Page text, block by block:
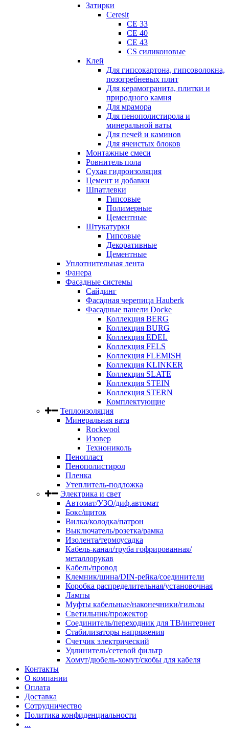
Затирки
Ceresit
CE 33
CE 40
CE 43
CS силиконовые
Клей
Для гипсокартона, гипсоволокна,
позогребневых плит
Для керамогранита, плитки и
природного камня
Для мрамора
Для пенополистирола и
минеральной ваты
Для печей и каминов
Для ячеистых блоков
Монтажные смеси
Ровнитель пола
Сухая гидроизоляция
Цемент и добавки
Шпатлевки
Гипсовые
Полимерные
Цементные
Штукатурки
Гипсовые
Декоративные
Цементные
Уплотнительная лента
Фанера
Фасадные системы
Сайдинг
Фасадная черепица Hauberk
Фасадные панели Docke
Коллекция BERG
Коллекция BURG
Коллекция EDEL
Коллекция FELS
Коллекция FLEMISH
Коллекция KLINKER
Коллекция SLATE
Коллекция STEIN
Коллекция STERN
Комплектующие
Теплоизоляция
Минеральная вата
Rockwool
Изовер
Технониколь
Пенопласт
Пенополистирол
Пленка
Утеплитель-подложка
Электрика и свет
Автомат/УЗО/диф.автомат
Бокс/щиток
Вилка/колодка/патрон
Выключатель/розетка/рамка
Изолента/термоусадка
Кабель-канал/труба гофрированная/
металлорукав
Кабель/провод
Клемник/шина/DIN-рейка/соединители
Коробка распределительная/установочная
Лампы
Муфты кабельные/наконечники/гильзы
Светильник/прожектор
Соединитель/переходник для ТВ/интернет
Стабилизаторы напряжения
Счетчик электрический
Удлинитель/сетевой фильтр
Хомут/дюбель-хомут/скобы для кабеля
Контакты
О компании
Оплата
Доставка
Сотрудничество
Политика конфиденциальности
...